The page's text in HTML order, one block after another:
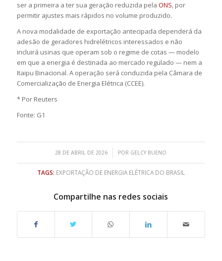
ser a primeira a ter sua geração reduzida pela ONS, por
permitir ajustes mais rápidos no volume produzido.
A nova modalidade de exportação antecipada dependerá da
adesão de geradores hidrelétricos interessados e não
incluirá usinas que operam sob o regime de cotas — modelo
em que a energia é destinada ao mercado regulado — nem a
Itaipu Binacional. A operação será conduzida pela Câmara de
Comercialização de Energia Elétrica (CCEE).
* Por Reuters
Fonte: G1
28 DE ABRIL DE 2026
/ POR GELCY BUENO
TAGS: EXPORTAÇÃO DE ENERGIA ELÉTRICA DO BRASIL
Compartilhe nas redes sociais